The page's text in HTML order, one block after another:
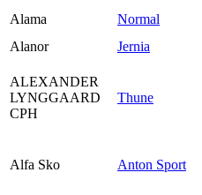
Alama
Normal
Alanor
Jernia
ALEXANDER
LYNGGAARD
CPH
Thune
Alfa Sko Anton Sport